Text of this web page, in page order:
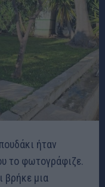
ήταν
το φωτογράφιζε.
βρήκε μια